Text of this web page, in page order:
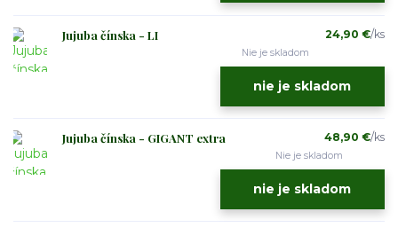
Jujuba čínska - LI 24,90 €/ks
Nie je skladom
nie je skladom
Jujuba čínska - GIGANT extra 48,90 €/ks
Nie je skladom
nie je skladom